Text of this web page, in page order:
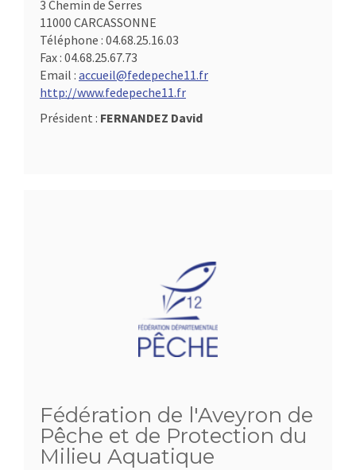
3 Chemin de Serres
11000 CARCASSONNE
Téléphone : 04.68.25.16.03
Fax : 04.68.25.67.73
Email : accueil@fedepeche11.fr
http://www.fedepeche11.fr
Président : FERNANDEZ David
Fédération de l'Aveyron de
Pêche et de Protection du
Milieu Aquatique